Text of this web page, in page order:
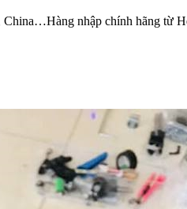
nhập chính hãng từ